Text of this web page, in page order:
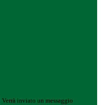
Verrà inviato un messaggio